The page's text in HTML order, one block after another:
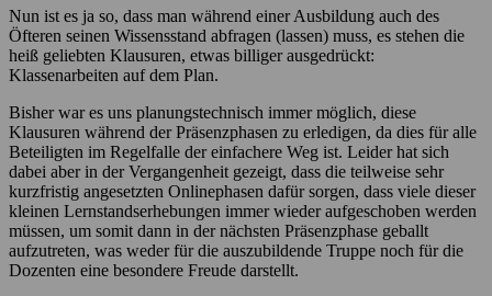
Nun ist es ja so, dass man während einer Ausbildung auch des
Öfteren seinen Wissensstand abfragen (lassen) muss, es stehen die
heiß geliebten Klausuren, etwas billiger ausgedrückt:
Klassenarbeiten auf dem Plan.
Bisher war es uns planungstechnisch immer möglich, diese
Klausuren während der Präsenzphasen zu erledigen, da dies für alle
Beteiligten im Regelfalle der einfachere Weg ist. Leider hat sich
dabei aber in der Vergangenheit gezeigt, dass die teilweise sehr
kurzfristig angesetzten Onlinephasen dafür sorgen, dass viele dieser
kleinen Lernstandserhebungen immer wieder aufgeschoben werden
müssen, um somit dann in der nächsten Präsenzphase geballt
aufzutreten, was weder für die auszubildende Truppe noch für die
Dozenten eine besondere Freude darstellt.